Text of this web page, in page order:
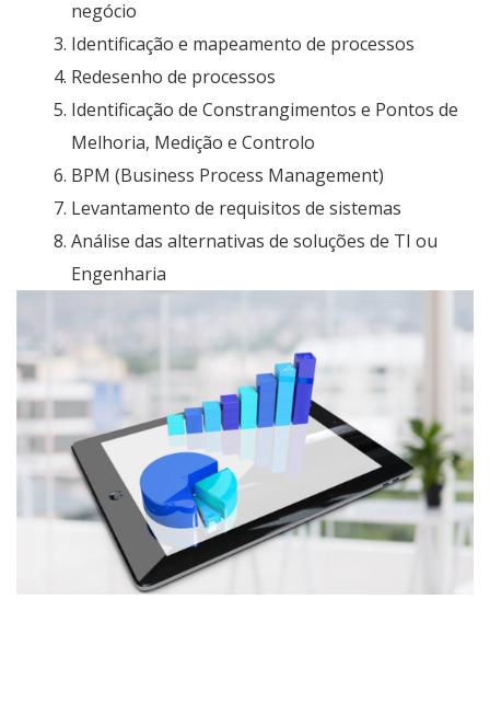
negócio
Identificação e mapeamento de processos
Redesenho de processos
Identificação de Constrangimentos e Pontos de
Melhoria, Medição e Controlo
BPM (Business Process Management)
Levantamento de requisitos de sistemas
Análise das alternativas de soluções de TI ou
Engenharia